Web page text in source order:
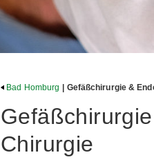
Bad Homburg | Gefäßchirurgie &
Chirurgie